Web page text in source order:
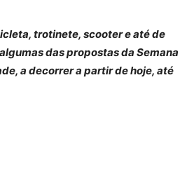
trotinete, scooter e atéde
das propostas da Semana
a decorrer a partir de hoje, até